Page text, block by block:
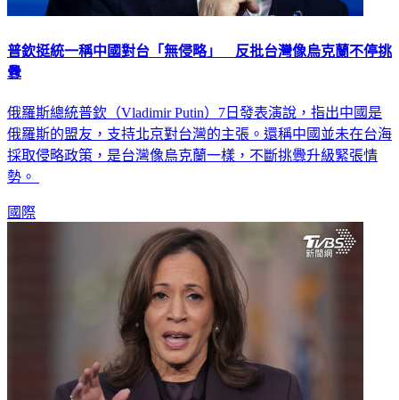
普欽挺統一稱中國對台「無侵略」 反批台灣像烏克蘭不停挑
釁
俄羅斯總統普欽（Vladimir Putin）7日發表演說，指出中國是
俄羅斯的盟友，支持北京對台灣的主張。還稱中國並未在台海
採取侵略政策，是台灣像烏克蘭一樣，不斷挑釁升級緊張情
勢。
國際